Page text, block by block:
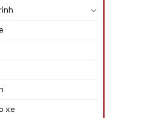
xe